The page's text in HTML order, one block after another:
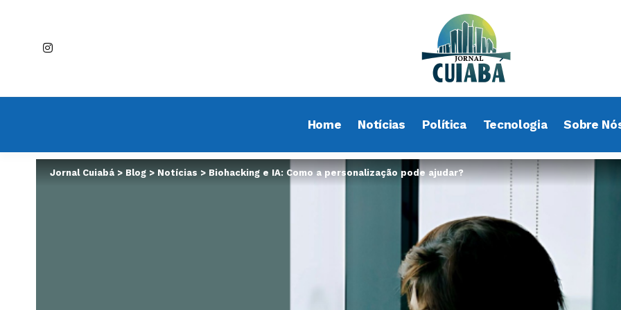
Home Notícias Política Tecnologia Sobre
Jornal Cuiabá > Blog > Notícias > Biohacking e IA: Como a personalização pode ajudar?